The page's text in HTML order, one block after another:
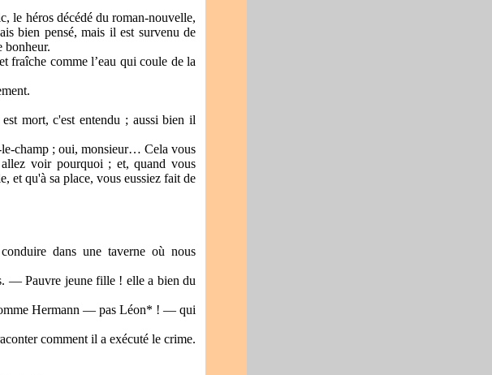
le héros décédé du roman-nouvelle,
bien pensé, mais il est survenu de
bonheur.
fraîche comme l’eau qui coule de la
mort, c'est entendu ; aussi bien il
champ ; oui, monsieur… Cela vous
voir pourquoi ; et, quand vous
et qu'à sa place, vous eussiez fait de
dans une taverne où nous
— Pauvre jeune fille ! elle a bien du
Hermann — pas Léon* ! — qui
comment il a exécuté le crime.